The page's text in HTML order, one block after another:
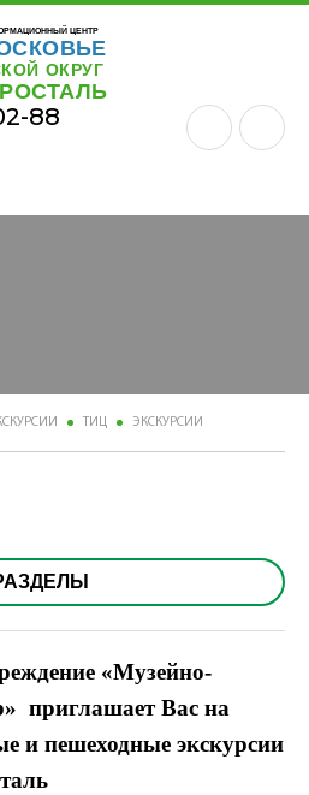
ЦЕНТР
ОКРУГ
88
ТИЦ ЭКСКУРСИИ
«Музейно-
приглашает Вас на
и пешеходные экскурсии